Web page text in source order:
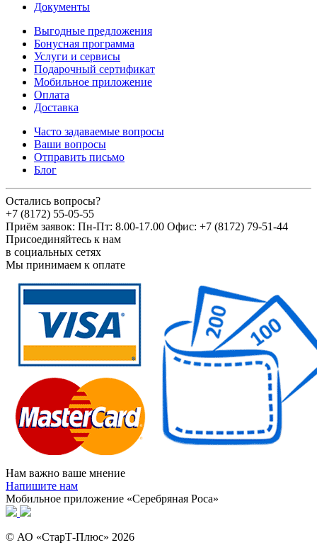
Документы
Выгодные предложения
Бонусная программа
Услуги и сервисы
Подарочный сертификат
Мобильное приложение
Оплата
Доставка
Часто задаваемые вопросы
Ваши вопросы
Отправить письмо
Блог
Остались вопросы?
+7 (8172) 55-05-55
Приём заявок: Пн-Пт: 8.00-17.00 Офис: +7 (8172) 79-51-44
Присоединяйтесь к нам
в социальных сетях
Мы принимаем к оплате
Нам важно ваше мнение
Напишите нам
Мобильное приложение «Серебряная Роса»
© АО «СтарТ-Плюс» 2026